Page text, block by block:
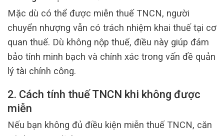
Mặc dù có thể được miễn thuế TNCN, người
chuyển nhượng vẫn có trách nhiệm khai thuế tại cơ
quan thuế. Dù không nộp thuế, điều này giúp đảm
bảo tính minh bạch và chính xác trong vấn đề quản
lý tài chính công.
2. Cách tính thuế TNCN khi không được
miễn
Nếu bạn không đủ điều kiện miễn thuế TNCN, căn